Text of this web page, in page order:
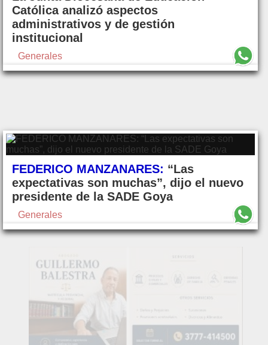
Católica analizó aspectos
administrativos y de gestión
institucional
Generales
FEDERICO MANZANARES: “Las
expectativas son muchas”, dijo el nuevo
presidente de la SADE Goya
Generales